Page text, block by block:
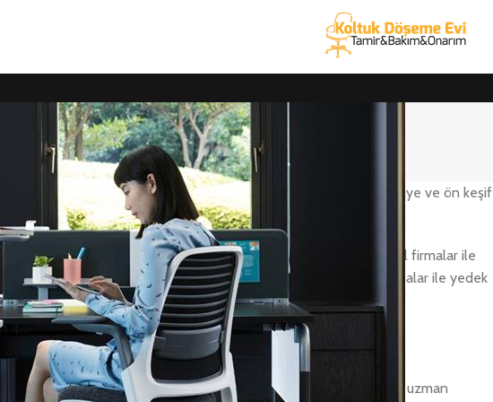
koltuğu ve ofis koltuğu yedek parça hizmetlerinde ücretsiz nakliye ve ön keşif
yedek parça ve kumaş değişimlerini yapmaktayız. Tüm kurumsal firmalar ile
parça değişimlerinizi yapıyoruz. Yapılan tüm işlem ve uygulamalar ile yedek
hizmetleri
ürünlerinizin tamiri, döşemesi ve kaplama işlemlerini alanında uzman